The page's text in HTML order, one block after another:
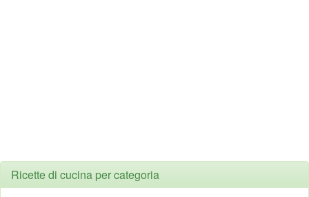
Ricette di cucina per categoria